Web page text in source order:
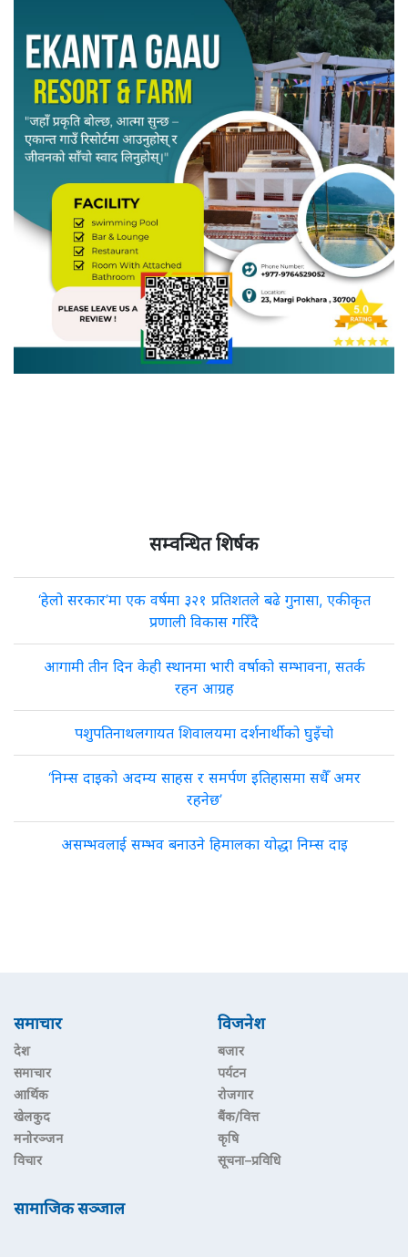
सम्वन्धित शिर्षक
‘हेलो सरकार’मा एक वर्षमा ३२१ प्रतिशतले बढे गुनासा, एकीकृत
प्रणाली विकास गरिँदै
आगामी तीन दिन केही स्थानमा भारी वर्षाको सम्भावना, सतर्क
रहन आग्रह
पशुपतिनाथलगायत शिवालयमा दर्शनार्थीको घुइँचो
‘निम्स दाइको अदम्य साहस र समर्पण इतिहासमा सधैँ अमर
रहनेछ’
असम्भवलाई सम्भव बनाउने हिमालका योद्धा निम्स दाइ
समाचार
देश
समाचार
आर्थिक
खेलकुद
मनोरञ्जन
विचार
विजनेश
बजार
पर्यटन
रोजगार
बैंक/वित्त
कृषि
सूचना–प्रविधि
सामाजिक सञ्जाल